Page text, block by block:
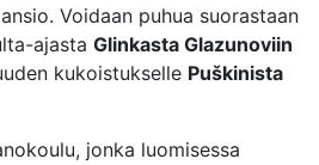
Voidaan puhua suorastaan
ajasta Glinkasta Glazunoviin
kukoistukselle Puškinista
jonka luomisessa